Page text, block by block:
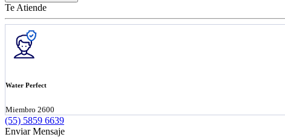
Te Atiende
Water Perfect
Miembro 2600
(55) 5859 6639
Enviar Mensaje